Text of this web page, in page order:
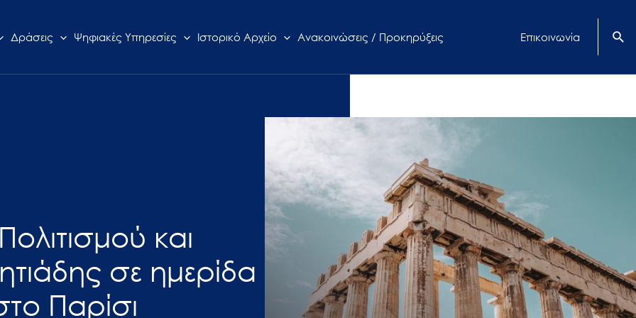
Δράσεις Ψηφιακές Υπηρεσίες Ιστορικό Αρχείο Ανακοινώσεις / Προκηρύξεις Επικοινωνία
και
σε ημερίδα
Παρίσι